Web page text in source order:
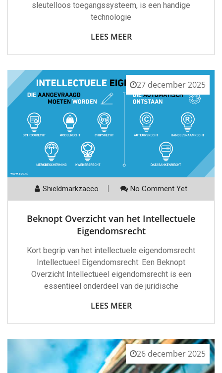
sleutelloos toegangssysteem, is een handige
technologie
LEES MEER
27 december 2025
Shieldmarkzacco No Comment Yet
Beknopt Overzicht van het Intellectuele
Eigendomsrecht
Kort begrip van het intellectuele eigendomsrecht
Intellectueel Eigendomsrecht: Een Beknopt
Overzicht Intellectueel eigendomsrecht is een
essentieel onderdeel van de juridische
LEES MEER
26 december 2025